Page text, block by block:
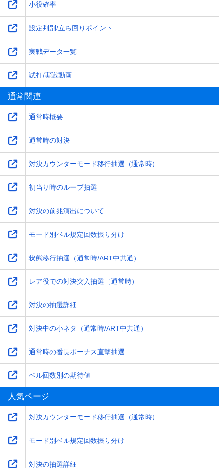
小役確率
設定判別/立ち回りポイント
実戦データ一覧
試打/実戦動画
通常関連
通常時概要
通常時の対決
対決カウンターモード移行抽選（通常時）
初当り時のループ抽選
対決の前兆演出について
モード別ベル規定回数振り分け
状態移行抽選（通常時/ART中共通）
レア役での対決突入抽選（通常時）
対決の抽選詳細
対決中の小ネタ（通常時/ART中共通）
通常時の番長ボーナス直撃抽選
ベル回数別の期待値
人気ページ
対決カウンターモード移行抽選（通常時）
モード別ベル規定回数振り分け
対決の抽選詳細